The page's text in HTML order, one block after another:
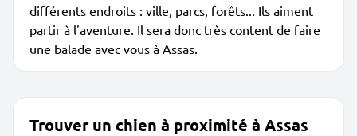
différents endroits : ville, parcs, forêts... Ils aiment
partir à l'aventure. Il sera donc très content de faire
une balade avec vous à Assas.
Trouver un chien à proximité à Assas